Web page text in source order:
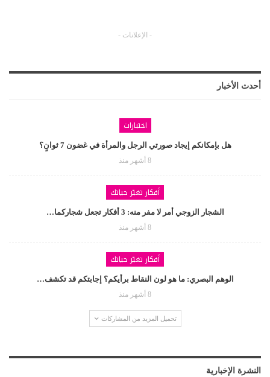
- الإعلانات -
أحدث الأخبار
اختبارات
هل بإمكانكم إيجاد صورتي الرجل والمرأة في غضون 7 ثوانٍ؟
8 أشهر منذ
أفكار تغيّر حياتك
الشجار الزوجي أمر لا مفر منه: 3 أفكار تجعل شجاركما…
8 أشهر منذ
أفكار تغيّر حياتك
الوهم البصري: ما هو لون النقاط برأيكم؟ إجابتكم قد تكشف…
8 أشهر منذ
تحميل المزيد من المشاركات
النشرة الإخبارية